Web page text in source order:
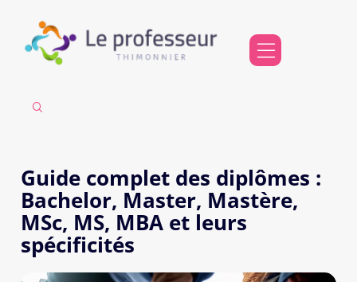
Guide complet des diplômes :
Bachelor, Master, Mastère,
MSc, MS, MBA et leurs
spécificités